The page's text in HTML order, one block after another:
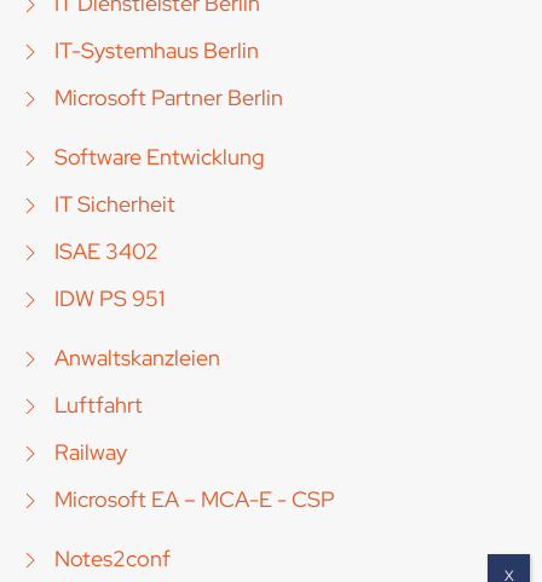
IT-Systemhaus Berlin
Microsoft Partner Berlin
Software Entwicklung
IT Sicherheit
ISAE 3402
IDW PS 951
Anwaltskanzleien
Luftfahrt
Railway
Microsoft EA – MCA-E - CSP
Notes2conf